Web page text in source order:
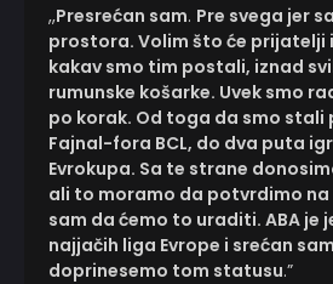
,,Presrećan sam. Pre svega jer
prostora. Volim što će prijatelji
kakav smo tim postali, iznad
rumunske košarke. Uvek smo
po korak. Od toga da smo stali
Fajnal-fora BCL, do dva puta
Evrokupa. Sa te strane
ali to moramo da potvrdimo na
sam da ćemo to uraditi. ABA je
najjačih liga Evrope i srećan
doprinesemo tom statusu.”